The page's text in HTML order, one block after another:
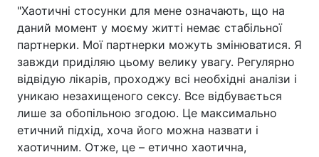
"Хаотичні стосунки для мене означають, що на
даний момент у моєму житті немає стабільної
партнерки. Мої партнерки можуть змінюватися. Я
завжди приділяю цьому велику увагу. Регулярно
відвідую лікарів, проходжу всі необхідні аналізи і
уникаю незахищеного сексу. Все відбувається
лише за обопільною згодою. Це максимально
етичний підхід, хоча його можна назвати і
хаотичним. Отже, це – етично хаотична,